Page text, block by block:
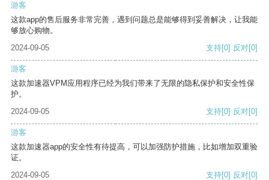
游客
这款app的售后服务非常完善，遇到问题总是能够得到妥善解决，让我能
够放心购物。
2024-09-05
支持[0] 反对[0]
游客
这款加速器VPM应用程序已经为我们带来了无限的隐私保护和安全性保
护。
2024-09-05
支持[0] 反对[0]
游客
这款加速器app的安全性有待提高，可以加强防护措施，比如增加双重验
证。
2024-09-05
支持[0] 反对[0]